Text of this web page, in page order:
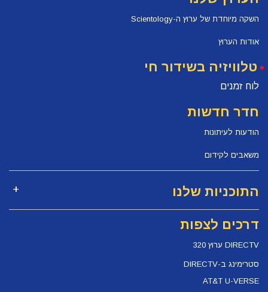
השקה מיוחדת של ערוץ ה-Scientology
אודות הערוץ
טלוויזיה בשידור חי
לוח זמנים
חדר חדשות
הודעות לעיתונות
משאבים לקידום
התוכניות שלנו
דרכים לצפות
DIRECTV ערוץ 320
סטרימינג ב-DIRECTV
AT&T U-VERSE